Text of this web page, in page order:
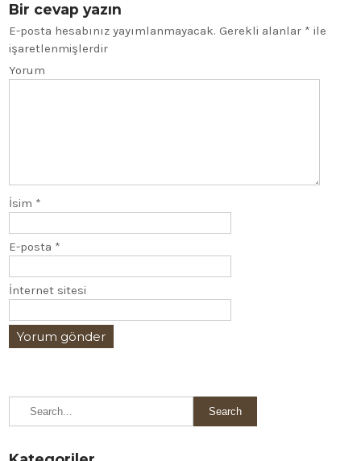
Bir cevap yazın
E-posta hesabınız yayımlanmayacak. Gerekli alanlar * ile
işaretlenmişlerdir
Yorum
İsim *
E-posta *
İnternet sitesi